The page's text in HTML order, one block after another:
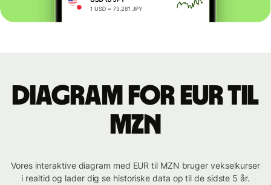
Diagram for EUR til
MZN
Vores interaktive diagram med EUR til MZN bruger vekselkurser
i realtid og lader dig se historiske data op til de sidste 5 år.